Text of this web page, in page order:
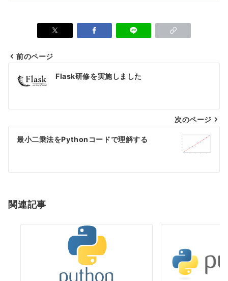
ビ
ゲ
シ
ン
前のページ
Flask研修を実施しました
次のページ
最小二乗法をPythonコードで理解する
関連記事